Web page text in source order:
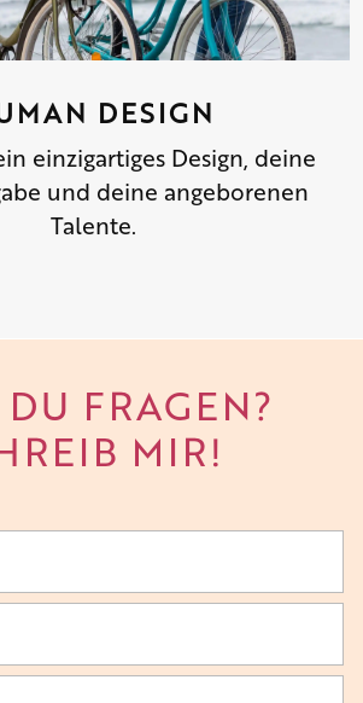
DESIGN
einzigartiges Design, deine
und deine angeborenen
Talente.
FRAGEN?
MIR!